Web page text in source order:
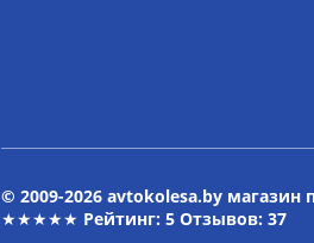
© 2009-2026 avtokolesa.by
★★★★★ Рейтинг: 5 Отзывов: 37